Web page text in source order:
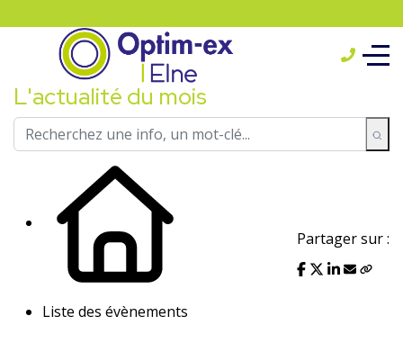
L'actualité du mois
Liste des évènements
Partager sur :